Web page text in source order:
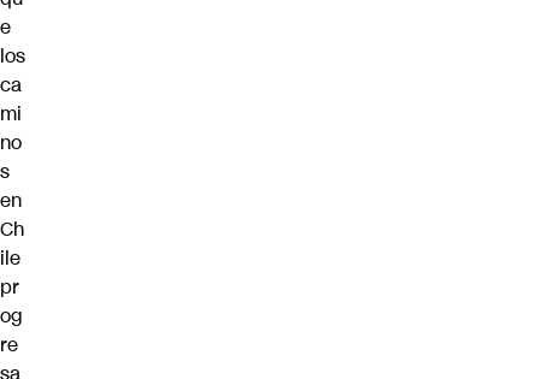
e
los
ca
mi
no
s
en
Ch
ile
pr
og
re
sa